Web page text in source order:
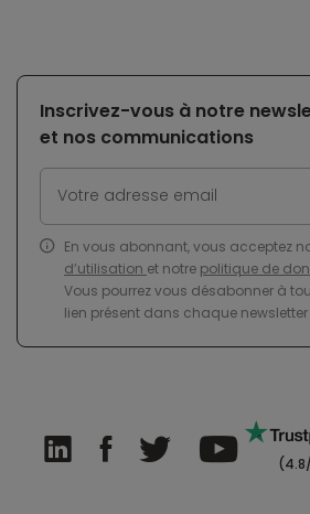
Inscrivez-vous à notre
et nos communications
En vous abonnant, vous acceptez
d’utilisation et notre politique de
Vous pourrez vous désabonner à
lien présent dans chaque